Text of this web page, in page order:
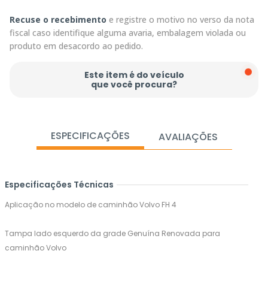
Recuse o recebimento e registre o motivo no verso da nota
fiscal caso identifique alguma avaria, embalagem violada ou
produto em desacordo ao pedido.
Este item é do veículo
que você procura?
ESPECIFICAÇÕES AVALIAÇÕES
Especificações Técnicas
Aplicação no modelo de caminhão Volvo FH 4
Tampa lado esquerdo da grade Genuína Renovada para
caminhão Volvo